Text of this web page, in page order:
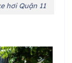
hơi Quận 11